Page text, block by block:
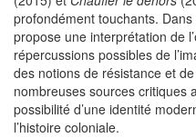
profondément touchants.
propose une interprétation de
répercussions possibles de
des notions de résistance et
nombreuses sources critiques
possibilité d’une identité
l’histoire coloniale.